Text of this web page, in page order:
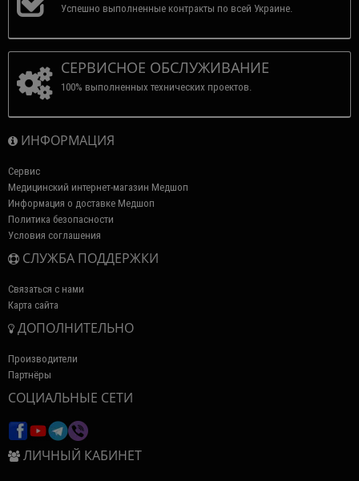
Успешно выполненные контракты по всей Украине.
СЕРВИСНОЕ ОБСЛУЖИВАНИЕ
100% выполненных технических проектов.
ИНФОРМАЦИЯ
Сервис
Медицинский интернет-магазин Медшоп
Информация о доставке Медшоп
Политика безопасности
Условия соглашения
СЛУЖБА ПОДДЕРЖКИ
Связаться с нами
Карта сайта
ДОПОЛНИТЕЛЬНО
Производители
Партнёры
СОЦИАЛЬНЫЕ СЕТИ
ЛИЧНЫЙ КАБИНЕТ